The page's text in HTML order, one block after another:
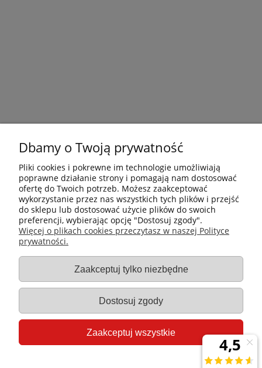
Płatności i dostawa
Gastro-Pol
Moje konto
Pomoc
Dbamy o Twoją prywatność
Pliki cookies i pokrewne im technologie umożliwiają
poprawne działanie strony i pomagają nam dostosować
ofertę do Twoich potrzeb. Możesz zaakceptować
wykorzystanie przez nas wszystkich tych plików i przejść
do sklepu lub dostosować użycie plików do swoich
preferencji, wybierając opcję "Dostosuj zgody".
Więcej o plikach cookies przeczytasz w naszej Polityce
prywatności.
Zaakceptuj tylko niezbędne
Dostosuj zgody
Zaakceptuj wszystkie